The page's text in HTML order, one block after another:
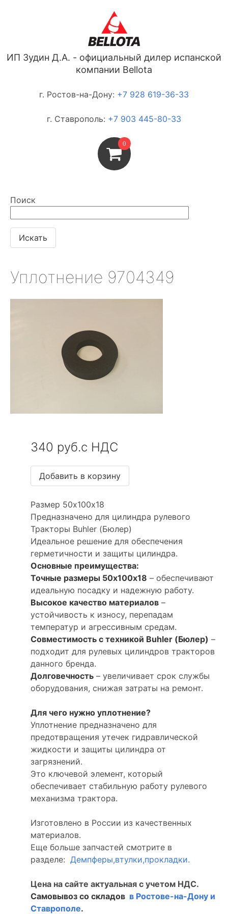
ИП Зудин Д.А. - официальный дилер испанской
компании Bellota
г. Ростов-на-Дону: +7 928 619-36-33
г. Ставрополь: +7 903 445-80-33
0
Поиск
Уплотнение 9704349
340 руб.с НДС
Размер 50х100х18
Предназначено для цилиндра рулевого
Тракторы Buhler (Бюлер)
Идеальное решение для обеспечения
герметичности и защиты цилиндра.
Основные преимущества:
Точные размеры 50х100х18 – обеспечивают
идеальную посадку и надежную работу.
Высокое качество материалов –
устойчивость к износу, перепадам
температур и агрессивным средам.
Совместимость с техникой Buhler (Бюлер) –
подходит для рулевых цилиндров тракторов
данного бренда.
Долговечность – увеличивает срок службы
оборудования, снижая затраты на ремонт.
Для чего нужно уплотнение?
Уплотнение предназначено для
предотвращения утечек гидравлической
жидкости и защиты цилиндра от
загрязнений.
Это ключевой элемент, который
обеспечивает стабильную работу рулевого
механизма трактора.
Изготовлено в России из качественных
материалов.
Еще больше запчастей смотрите в
разделе: Демпферы,втулки,прокладки.
Цена на сайте актуальная с учетом НДС.
Самовывоз со складов в Ростове-на-Дону и
Ставрополе.